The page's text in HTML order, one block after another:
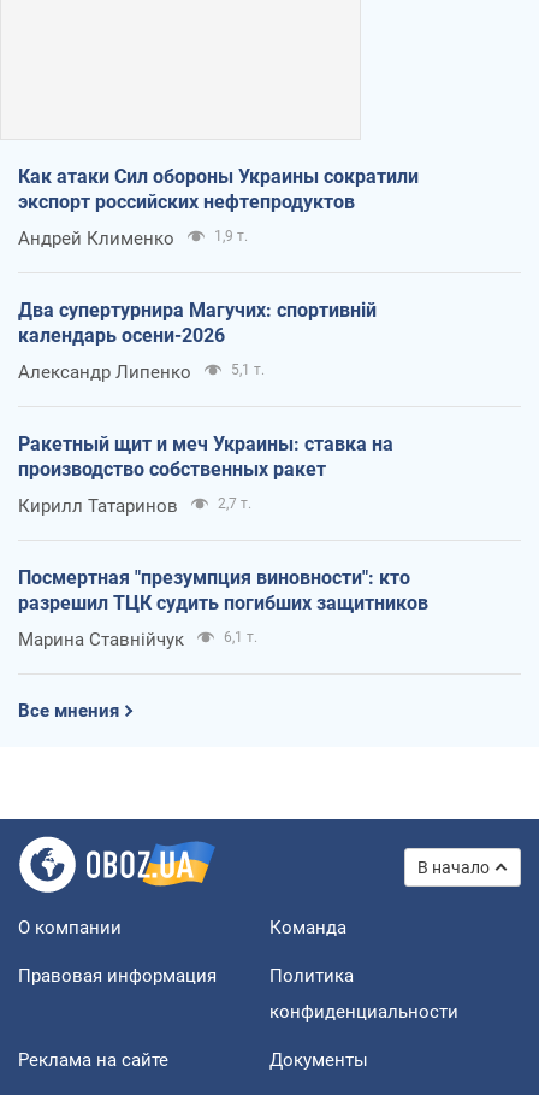
Как атаки Сил обороны Украины сократили
экспорт российских нефтепродуктов
Андрей Клименко 1,9 т.
Два супертурнира Магучих: спортивній
календарь осени-2026
Александр Липенко 5,1 т.
Ракетный щит и меч Украины: ставка на
производство собственных ракет
Кирилл Татаринов 2,7 т.
Посмертная "презумпция виновности": кто
разрешил ТЦК судить погибших защитников
Марина Ставнійчук 6,1 т.
Все мнения
В начало
О компании Команда
Правовая информация
Политика
конфиденциальности
Реклама на сайте Документы